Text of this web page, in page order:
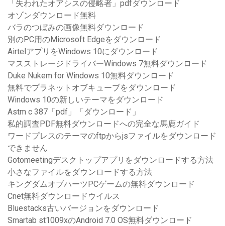
「失われたオアシスの侵略者」pdfダウンロード
オゾンダウンロード無料
バラのつぼみの画像無料ダウンロード
別のPC用のMicrosoft Edgeをダウンロード
AirtelアプリをWindows 10にダウンロード
マスストレージドライバーWindows 7無料ダウンロード
Duke Nukem for Windows 10無料ダウンロード
無料でプラネットオブキューブをダウンロード
Windows 10の新しいテーマをダウンロード
Astm c 387「pdf」「ダウンロード」
私的調査PDF無料ダウンロードへの完全な馬鹿ガイド
ワードプレスのテーマのftpからjsファイルをダウンロード
できません
Gotomeetingデスクトップアプリをダウンロードする方法
小さなファイルをダウンロードする方法
キングダムオブハーツPCゲームの無料ダウンロード
Cnet無料ダウンロードウイルス
Bluestacks古いバージョンをダウンロード
Smartab st1009xのAndroid 7.0 OS無料ダウンロード